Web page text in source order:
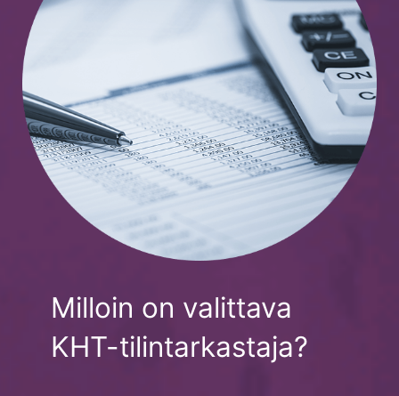
Milloin on valittava
KHT-tilintarkastaja?